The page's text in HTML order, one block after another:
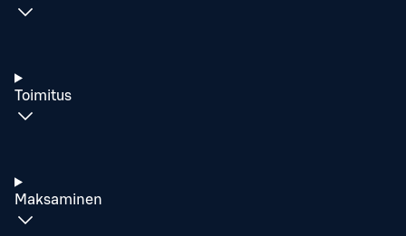
Toimitus
Maksaminen